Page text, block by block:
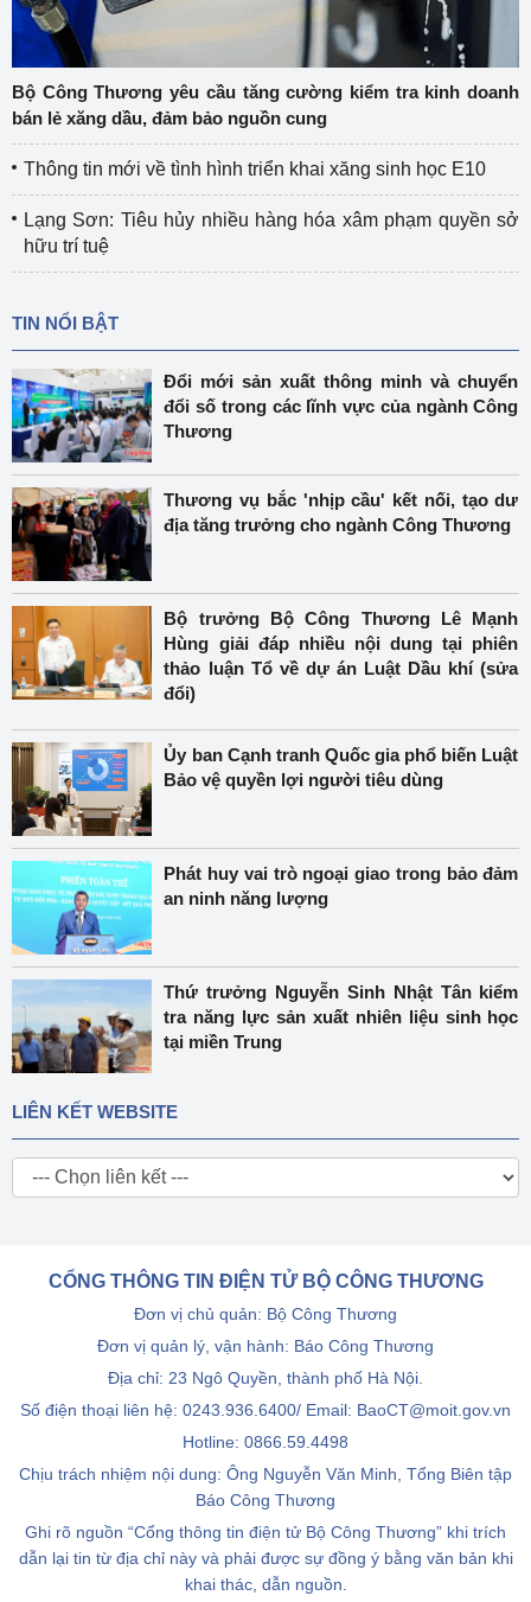
Bộ Công Thương yêu cầu tăng cường kiểm tra kinh doanh
bán lẻ xăng dầu, đảm bảo nguồn cung
Thông tin mới về tình hình triển khai xăng sinh học E10
Lạng Sơn: Tiêu hủy nhiều hàng hóa xâm phạm quyền sở
hữu trí tuệ
TIN NỔI BẬT
Đổi mới sản xuất thông minh và chuyển
đổi số trong các lĩnh vực của ngành Công
Thương
Thương vụ bắc 'nhịp cầu' kết nối, tạo dư
địa tăng trưởng cho ngành Công Thương
Bộ trưởng Bộ Công Thương Lê Mạnh
Hùng giải đáp nhiều nội dung tại phiên
thảo luận Tổ về dự án Luật Dầu khí (sửa
đổi)
Ủy ban Cạnh tranh Quốc gia phổ biến Luật
Bảo vệ quyền lợi người tiêu dùng
Phát huy vai trò ngoại giao trong bảo đảm
an ninh năng lượng
Thứ trưởng Nguyễn Sinh Nhật Tân kiểm
tra năng lực sản xuất nhiên liệu sinh học
tại miền Trung
LIÊN KẾT WEBSITE
CỔNG THÔNG TIN ĐIỆN TỬ BỘ CÔNG THƯƠNG
Đơn vị chủ quản: Bộ Công Thương
Đơn vị quản lý, vận hành: Báo Công Thương
Địa chỉ: 23 Ngô Quyền, thành phố Hà Nội.
Số điện thoại liên hệ: 0243.936.6400/ Email: BaoCT@moit.gov.vn
Hotline: 0866.59.4498
Chịu trách nhiệm nội dung: Ông Nguyễn Văn Minh, Tổng Biên tập
Báo Công Thương
Ghi rõ nguồn “Cổng thông tin điện tử Bộ Công Thương” khi trích
dẫn lại tin từ địa chỉ này và phải được sự đồng ý bằng văn bản khi
khai thác, dẫn nguồn.